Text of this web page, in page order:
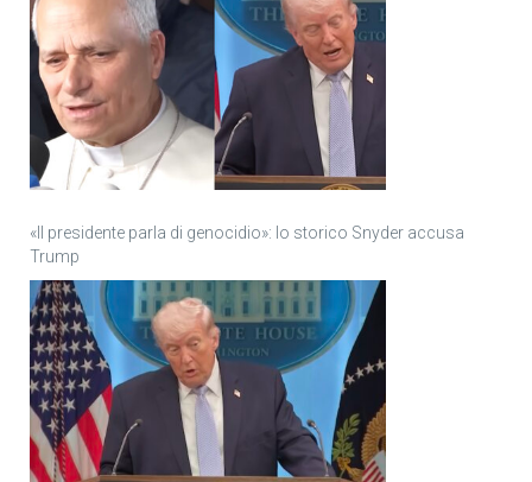
«Il presidente parla di genocidio»: lo storico Snyder accusa
Trump